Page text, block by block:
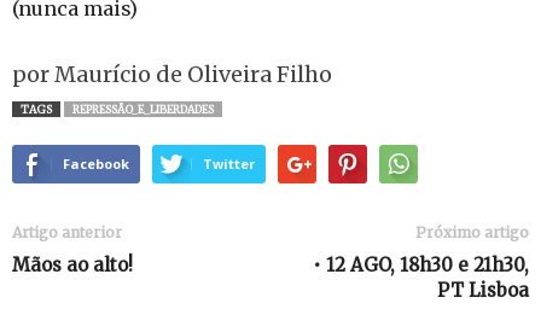
(nunca mais)
por Maurício de Oliveira Filho
TAGS REPRESSÃO_E_LIBERDADES
Facebook Twitter
Artigo anterior
Mãos ao alto!
Próximo artigo
• 12 AGO, 18h30 e 21h30,
PT Lisboa